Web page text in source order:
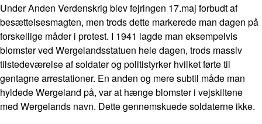
Under Anden Verdenskrig blev fejringen 17.maj forbudt af
besættelsesmagten, men trods dette markerede man dagen på
forskellige måder i protest. I 1941 lagde man eksempelvis
blomster ved Wergelandsstatuen hele dagen, trods massiv
tilstedeværelse af soldater og politistyrker hvilket førte til
gentagne arrestationer. En anden og mere subtil måde man
hyldede Wergeland på, var at hænge blomster i vejskiltene
med Wergelands navn. Dette gennemskuede soldaterne ikke.